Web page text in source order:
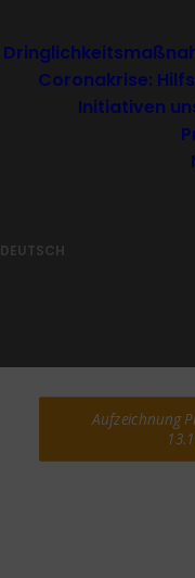
Coronakrise:
Initiativen
DEUTSCH
Dolomiten
Aufzeichnung